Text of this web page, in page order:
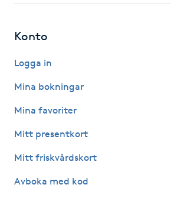
Hot yoga
Hudföryngring
Hudvård
Konto
Logga in
Mina bokningar
Mina favoriter
Mitt presentkort
Mitt friskvårdskort
Avboka med kod